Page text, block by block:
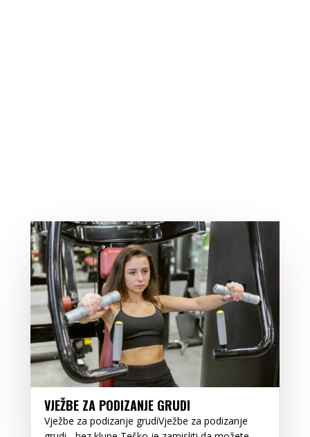
VJEŽBE ZA PODIZANJE GRUDI
Vježbe za podizanje grudiVježbe za podizanje